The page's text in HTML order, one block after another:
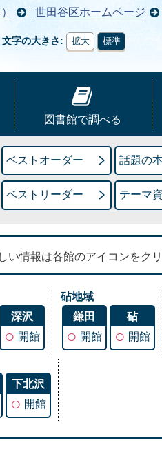
世田谷区ホームページ
文字の大きさ 拡大 標準
図書館で調べる
ベストオーダー 話題の
ベストリーダー テーマ
い情報は各館のアイコンをク
深沢
○ 開館
砧地域
鎌田
○ 開館
砧
○ 開館
下北沢
○ 開館